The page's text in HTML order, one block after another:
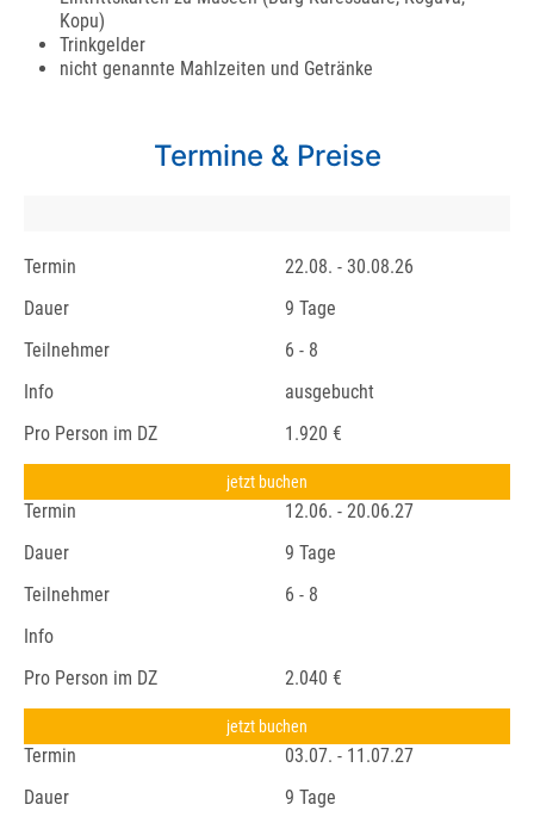
Kopu)
Trinkgelder
nicht genannte Mahlzeiten und Getränke
Termine & Preise
Termin
22.08. - 30.08.26
Dauer
9 Tage
Teilnehmer
6 - 8
Info
ausgebucht
Pro Person im DZ
1.920 €
jetzt buchen
Termin
12.06. - 20.06.27
Dauer
9 Tage
Teilnehmer
6 - 8
Info
Pro Person im DZ
2.040 €
jetzt buchen
Termin
03.07. - 11.07.27
Dauer
9 Tage